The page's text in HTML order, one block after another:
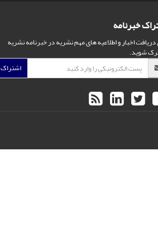
خبرنامه
دریافت اخبار و اطلاعیه های مهم نشریه در خبرنامه نشریه
شوید.
اشتراک